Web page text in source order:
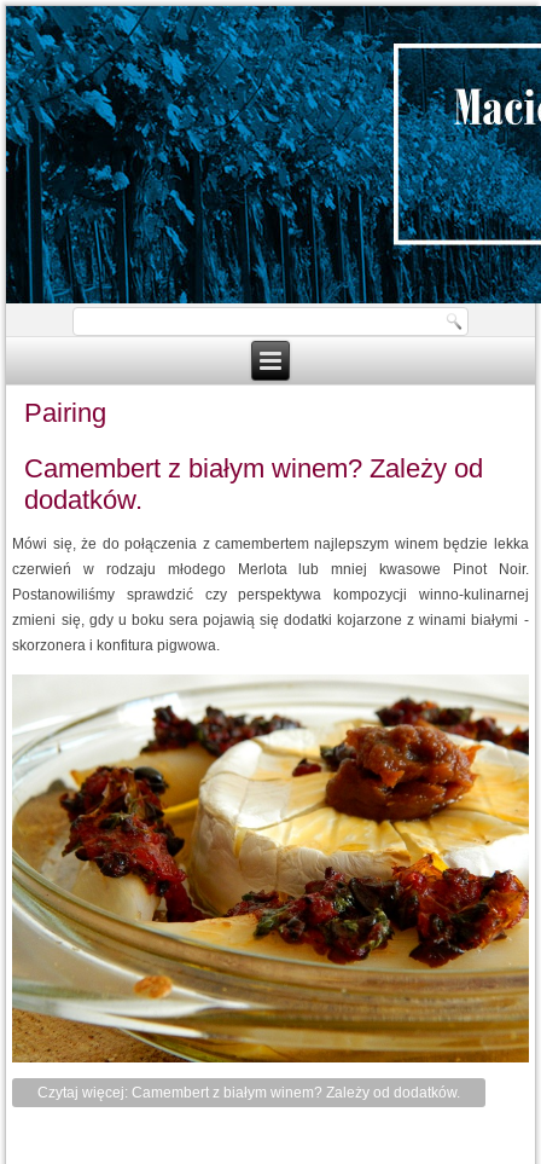
Pairing
Camembert z białym winem? Zależy od
dodatków.
Mówi się, że do połączenia z camembertem najlepszym winem będzie lekka
czerwień w rodzaju młodego Merlota lub mniej kwasowe Pinot Noir.
Postanowiliśmy sprawdzić czy perspektywa kompozycji winno-kulinarnej
zmieni się, gdy u boku sera pojawią się dodatki kojarzone z winami białymi -
skorzonera i konfitura pigwowa.
Czytaj więcej: Camembert z białym winem? Zależy od dodatków.